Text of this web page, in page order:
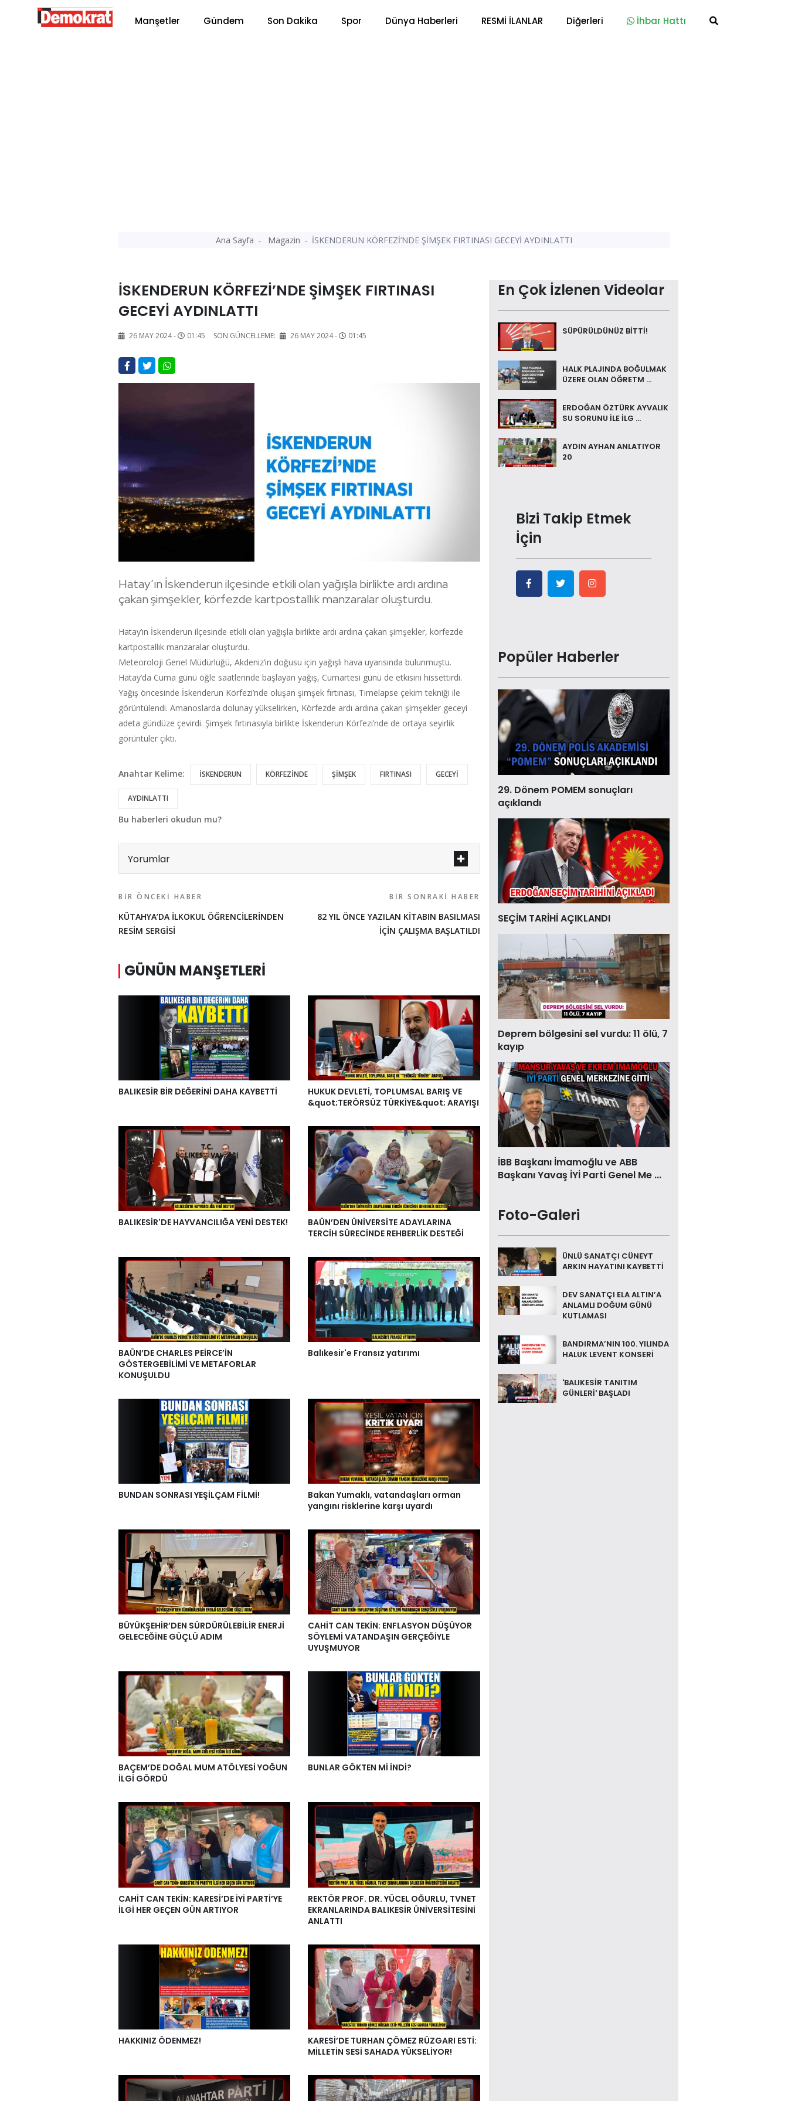
Manşetler Gündem Son Dakika Spor Dünya Haberleri RESMİ İLANLAR Diğerleri İhbar Hattı
Ana Sayfa Magazin İSKENDERUN KÖRFEZİ’NDE ŞİMŞEK FIRTINASI GECEYİ AYDINLATTI
İSKENDERUN KÖRFEZİ’NDE ŞİMŞEK FIRTINASI
GECEYİ AYDINLATTI
26 MAY 2024 - 01:45 SON GÜNCELLEME: 26 MAY 2024 - 01:45
Hatay’ın İskenderun ilçesinde etkili olan yağışla birlikte ardı ardına
çakan şimşekler, körfezde kartpostallık manzaralar oluşturdu.
Hatay’ın İskenderun ilçesinde etkili olan yağışla birlikte ardı ardına çakan şimşekler, körfezde
kartpostallık manzaralar oluşturdu.
Meteoroloji Genel Müdürlüğü, Akdeniz’in doğusu için yağışlı hava uyarısında bulunmuştu.
Hatay’da Cuma günü öğle saatlerinde başlayan yağış, Cumartesi günü de etkisini hissettirdi.
Yağış öncesinde İskenderun Körfezi’nde oluşan şimşek fırtınası, Tımelapse çekim tekniği ile
görüntülendi. Amanoslarda dolunay yükselirken, Körfezde ardı ardına çakan şimşekler geceyi
adeta gündüze çevirdi. Şimşek fırtınasıyla birlikte İskenderun Körfezi’nde de ortaya seyirlik
görüntüler çıktı.
Anahtar Kelime: İSKENDERUN KÖRFEZİNDE ŞİMŞEK FIRTINASI GECEYİ
AYDINLATTI
Bu haberleri okudun mu?
Yorumlar
BIR ÖNCEKI HABER
KÜTAHYA’DA İLKOKUL ÖĞRENCİLERİNDEN
RESİM SERGİSİ
BIR SONRAKI HABER
82 YIL ÖNCE YAZILAN KİTABIN BASILMASI
İÇİN ÇALIŞMA BAŞLATILDI
GÜNÜN MANŞETLERI
BALIKESİR BİR DEĞERİNİ DAHA KAYBETTİ
HUKUK DEVLETİ, TOPLUMSAL BARIŞ VE
&quot;TERÖRSÜZ TÜRKİYE&quot; ARAYIŞI
BALIKESİR'DE HAYVANCILIĞA YENİ DESTEK!
BAÜN’DEN ÜNİVERSİTE ADAYLARINA
TERCİH SÜRECİNDE REHBERLİK DESTEĞİ
BAÜN’DE CHARLES PEİRCE’İN
GÖSTERGEBİLİMİ VE METAFORLAR
KONUŞULDU
Balıkesir'e Fransız yatırımı
BUNDAN SONRASI YEŞİLÇAM FİLMİ!
Bakan Yumaklı, vatandaşları orman
yangını risklerine karşı uyardı
BÜYÜKŞEHİR’DEN SÜRDÜRÜLEBİLİR ENERJİ
GELECEĞİNE GÜÇLÜ ADIM
CAHİT CAN TEKİN: ENFLASYON DÜŞÜYOR
SÖYLEMİ VATANDAŞIN GERÇEĞİYLE
UYUŞMUYOR
BAÇEM’DE DOĞAL MUM ATÖLYESİ YOĞUN
İLGİ GÖRDÜ
BUNLAR GÖKTEN Mİ İNDİ?
CAHİT CAN TEKİN: KARESİ’DE İYİ PARTİ’YE
İLGİ HER GEÇEN GÜN ARTIYOR
REKTÖR PROF. DR. YÜCEL OĞURLU, TVNET
EKRANLARINDA BALIKESİR ÜNİVERSİTESİNİ
ANLATTI
HAKKINIZ ÖDENMEZ!
KARESİ’DE TURHAN ÇÖMEZ RÜZGARI ESTİ:
MİLLETİN SESİ SAHADA YÜKSELİYOR!
En Çok İzlenen Videolar
SÜPÜRÜLDÜNÜZ BİTTİ!
HALK PLAJINDA BOĞULMAK
ÜZERE OLAN ÖĞRETM ...
ERDOĞAN ÖZTÜRK AYVALIK
SU SORUNU İLE İLG ...
AYDIN AYHAN ANLATIYOR
20
Bizi Takip Etmek
İçin
Popüler Haberler
29. Dönem POMEM sonuçları
açıklandı
SEÇİM TARİHİ AÇIKLANDI
Deprem bölgesini sel vurdu: 11 ölü, 7
kayıp
İBB Başkanı İmamoğlu ve ABB
Başkanı Yavaş İYİ Parti Genel Me ...
Foto-Galeri
ÜNLÜ SANATÇI CÜNEYT
ARKIN HAYATINI KAYBETTİ
DEV SANATÇI ELA ALTIN’A
ANLAMLI DOĞUM GÜNÜ
KUTLAMASI
BANDIRMA’NIN 100. YILINDA
HALUK LEVENT KONSERİ
'BALIKESİR TANITIM
GÜNLERİ' BAŞLADI